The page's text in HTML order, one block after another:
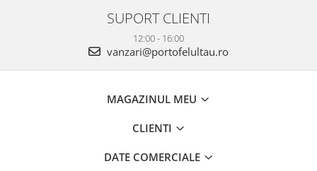
SUPORT CLIENTI
12:00 - 16:00
vanzari@portofelultau.ro
MAGAZINUL MEU
CLIENTI
DATE COMERCIALE